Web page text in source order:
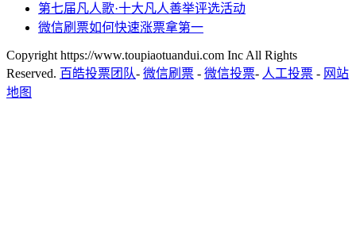
第七届凡人歌·十大凡人善举评选活动
微信刷票如何快速涨票拿第一
Copyright https://www.toupiaotuandui.com Inc All Rights
Reserved. 百皓投票团队- 微信刷票 - 微信投票- 人工投票 - 网站
地图